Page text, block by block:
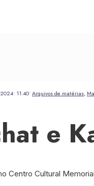
• 11:40• Arquivos de matérias,
e
Centro Cultural